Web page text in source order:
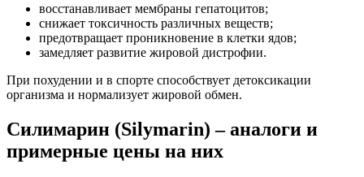
восстанавливает мембраны гепатоцитов;
снижает токсичность различных веществ;
предотвращает проникновение в клетки ядов;
замедляет развитие жировой дистрофии.
При похудении и в спорте способствует детоксикации
организма и нормализует жировой обмен.
Силимарин (Silymarin) – аналоги и
примерные цены на них